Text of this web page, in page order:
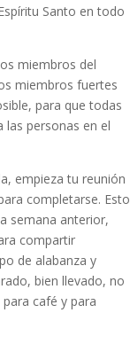
Santo en todo
miembros del
miembros fuertes
para que todas
las personas en el
empieza tu reunión
completarse. Esto
semana anterior,
compartir
de alabanza y
bien llevado, no
café y para